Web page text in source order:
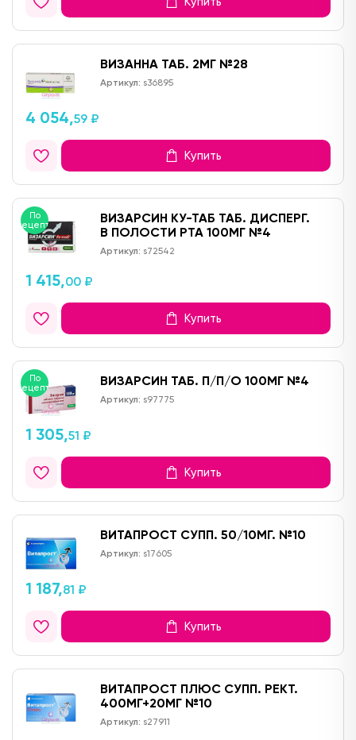
ВИЗАННА ТАБ. 2МГ №28
Артикул: s36895
4 054,59 ₽
Купить
По
рецепту
ВИЗАРСИН КУ-ТАБ ТАБ. ДИСПЕРГ.
В ПОЛОСТИ РТА 100МГ №4
Артикул: s72542
1 415,00 ₽
Купить
По
рецепту
ВИЗАРСИН ТАБ. П/П/О 100МГ №4
Артикул: s97775
1 305,51 ₽
Купить
ВИТАПРОСТ СУПП. 50/10МГ. №10
Артикул: s17605
1 187,81 ₽
Купить
ВИТАПРОСТ ПЛЮС СУПП. РЕКТ.
400МГ+20МГ №10
Артикул: s27911